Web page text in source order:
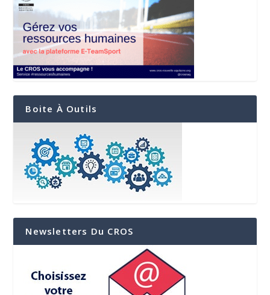
Boite À Outils
Newsletters Du CROS